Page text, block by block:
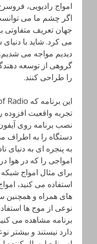
امواج رادیویی،
اگر چشم ما می
جهان تعریف متفاوتی
می کرد. شاید با
دیدیم مواجه می
گروهی از توسعه
را طراحی کنند.
تجربه واقعیت افزوده
نصب برنامه روی
دستگاه را به اطراف
به پنجره ای به دنیای
امواجی را که در هوا
برای مثال امواج
استفاده می کنید،
های همراه و همچنین
نوعی از موج ها
برنامه مشاهده می
دارد نیستند و بیشتر